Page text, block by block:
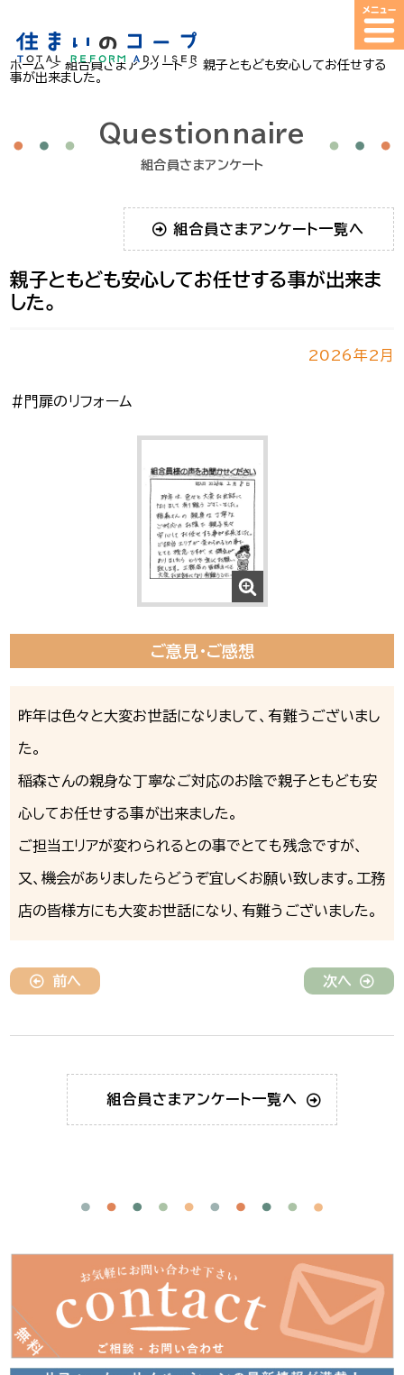
ホーム>組合員さまアンケート>親子ともども安心してお任せする
事が出来ました。
Questionnaire
組合員さまアンケート
組合員さまアンケート一覧へ
親子ともども安心してお任せする事が出来ま
した。
2026年2月
＃門扉のリフォーム
ご意見・ご感想
昨年は色々と大変お世話になりまして、有難うございまし
た。
稲森さんの親身な丁寧なご対応のお陰で親子ともども安
心してお任せする事が出来ました。
ご担当エリアが変わられるとの事でとても残念ですが、
又、機会がありましたらどうぞ宜しくお願い致します。工務
店の皆様方にも大変お世話になり、有難うございました。
前へ 次へ
組合員さまアンケート一覧へ